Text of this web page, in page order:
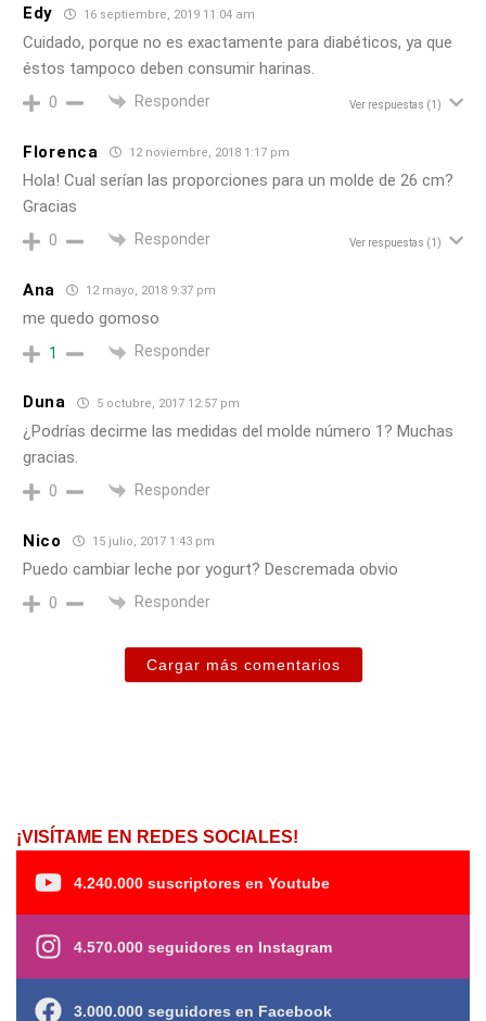
Edy 16 septiembre, 2019 11:04 am
Cuidado, porque no es exactamente para diabéticos, ya que
éstos tampoco deben consumir harinas.
0 Responder Ver respuestas (1)
Florenca 12 noviembre, 2018 1:17 pm
Hola! Cual serían las proporciones para un molde de 26 cm?
Gracias
0 Responder Ver respuestas (1)
Ana 12 mayo, 2018 9:37 pm
me quedo gomoso
1 Responder
Duna 5 octubre, 2017 12:57 pm
¿Podrías decirme las medidas del molde número 1? Muchas
gracias.
0 Responder
Nico 15 julio, 2017 1:43 pm
Puedo cambiar leche por yogurt? Descremada obvio
0 Responder
Cargar más comentarios
¡VISÍTAME EN REDES SOCIALES!
4.240.000 suscriptores en Youtube
4.570.000 seguidores en Instagram
3.000.000 seguidores en Facebook